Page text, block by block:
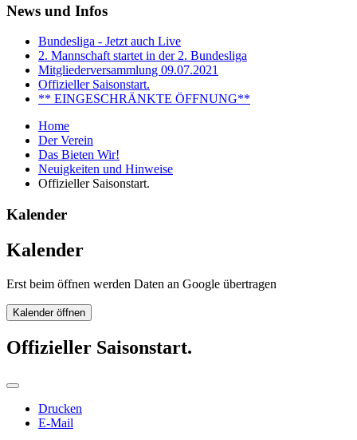
News und Infos
Bundesliga - Jetzt auch Live
2. Mannschaft startet in der 2. Bundesliga
Mitgliederversammlung 09.07.2021
Offizieller Saisonstart.
** EINGESCHRÄNKTE ÖFFNUNG**
Home
Der Verein
Das Bieten Wir!
Neuigkeiten und Hinweise
Offizieller Saisonstart.
Kalender
Kalender
Erst beim öffnen werden Daten an Google übertragen
Kalender öffnen
Offizieller Saisonstart.
Drucken
E-Mail